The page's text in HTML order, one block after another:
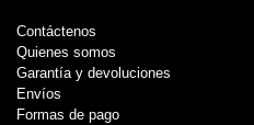
Contáctenos
Quienes somos
Garantía y devoluciones
Envíos
Formas de pago